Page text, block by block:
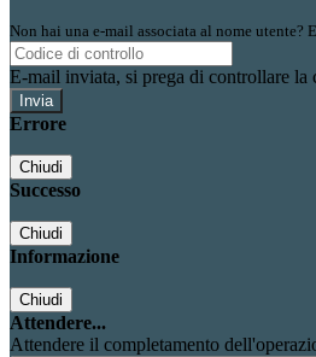
Non hai una e-mail associata al nome utente?
E-mail inviata, si prega di controllare la
Errore
Chiudi
Successo
Chiudi
Informazione
Chiudi
Attendere...
Attendere il completamento